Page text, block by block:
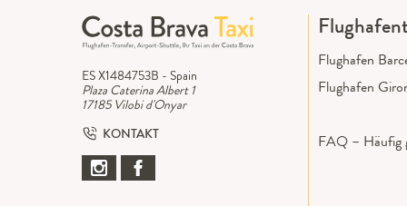
ES X1484753B - Spain
Plaza Caterina Albert 1
17185 Vilobi d'Onyar
KONTAKT
Flughafen
Flughafen
FAQ – Häufig